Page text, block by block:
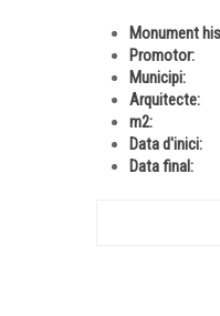
Monument
Promotor:
Municipi:
Arquitecte:
m2:
Data d'inici:
Data final: